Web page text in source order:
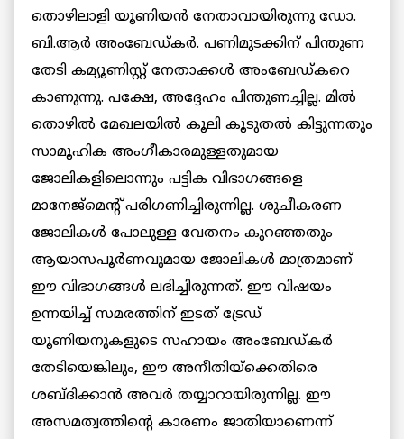
തൊഴിലാളി യൂണിയന്‍ നേതാവായിരുന്നു ഡോ.
ബി.ആര്‍ അംബേഡ്കര്‍. പണിമുടക്കിന് പിന്തുണ
തേടി കമ്യൂണിസ്റ്റ് നേതാക്കള്‍ അംബേഡ്കറെ
കാണുന്നു. പക്ഷേ, അദ്ദേഹം പിന്തുണച്ചില്ല. മില്‍
തൊഴില്‍ മേഖലയില്‍ കൂലി കൂടുതല്‍ കിട്ടുന്നതും
സാമൂഹിക അംഗീകാരമുള്ളതുമായ
ജോലികളിലൊന്നും പട്ടിക വിഭാഗങ്ങളെ
മാനേജ്മെന്‍റ് പരിഗണിച്ചിരുന്നില്ല. ശുചീകരണ
ജോലികള്‍ പോലുള്ള വേതനം കുറഞ്ഞതും
ആയാസപൂര്‍ണവുമായ ജോലികള്‍ മാത്രമാണ്
ഈ വിഭാഗങ്ങള്‍ ലഭിച്ചിരുന്നത്. ഈ വിഷയം
ഉന്നയിച്ച് സമരത്തിന് ഇടത് ട്രേഡ്
യൂണിയനുകളുടെ സഹായം അംബേഡ്കർ
തേടിയെങ്കിലും, ഈ അനീതിയ്ക്കെതിരെ
ശബ്ദിക്കാന്‍ അവര്‍ തയ്യാറായിരുന്നില്ല. ഈ
അസമത്വത്തിന്‍റെ കാരണം ജാതിയാണെന്ന്